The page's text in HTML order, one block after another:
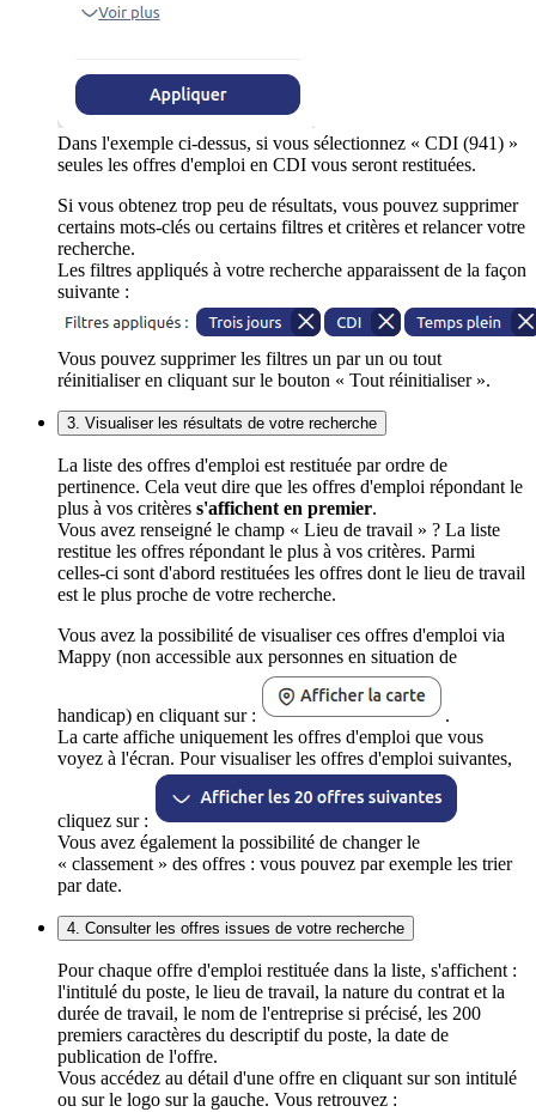
Dans l'exemple ci-dessus, si vous sélectionnez « CDI (941) »
seules les offres d'emploi en CDI vous seront restituées.
Si vous obtenez trop peu de résultats, vous pouvez supprimer
certains mots-clés ou certains filtres et critères et relancer votre
recherche.
Les filtres appliqués à votre recherche apparaissent de la façon
suivante :
Vous pouvez supprimer les filtres un par un ou tout
réinitialiser en cliquant sur le bouton « Tout réinitialiser ».
3. Visualiser les résultats de votre recherche
La liste des offres d'emploi est restituée par ordre de
pertinence. Cela veut dire que les offres d'emploi répondant le
plus à vos critères s'affichent en premier.
Vous avez renseigné le champ « Lieu de travail » ? La liste
restitue les offres répondant le plus à vos critères. Parmi
celles-ci sont d'abord restituées les offres dont le lieu de travail
est le plus proche de votre recherche.
Vous avez la possibilité de visualiser ces offres d'emploi via
Mappy (non accessible aux personnes en situation de
handicap) en cliquant sur :
.
La carte affiche uniquement les offres d'emploi que vous
voyez à l'écran. Pour visualiser les offres d'emploi suivantes,
cliquez sur :
Vous avez également la possibilité de changer le
« classement » des offres : vous pouvez par exemple les trier
par date.
4. Consulter les offres issues de votre recherche
Pour chaque offre d'emploi restituée dans la liste, s'affichent :
l'intitulé du poste, le lieu de travail, la nature du contrat et la
durée de travail, le nom de l'entreprise si précisé, les 200
premiers caractères du descriptif du poste, la date de
publication de l'offre.
Vous accédez au détail d'une offre en cliquant sur son intitulé
ou sur le logo sur la gauche. Vous retrouvez :